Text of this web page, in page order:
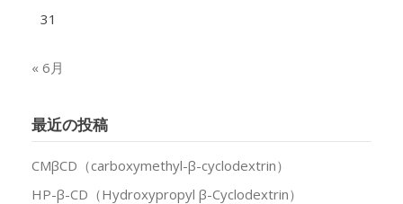
31
« 6月
最近の投稿
CMβCD（carboxymethyl-β-cyclodextrin）
HP-β-CD（Hydroxypropyl β-Cyclodextrin）